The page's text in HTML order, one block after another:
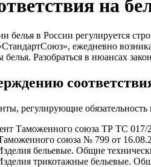
на
белья в России регулируется
ежедневно
белья. Разобраться в нюансах
регулирующие обязательность
Таможенного союза ТР ТС
союза № 799 от
бельевые. Общие
трикотажные бельевые.